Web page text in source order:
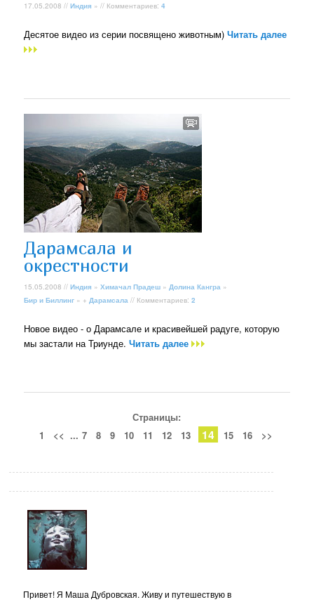
17.05.2008 //Индия » // Комментариев:4
Десятое видео из серии посвящено животным)Читать далее
Дарамсала и
окрестности
15.05.2008 //Индия »Химачал Прадеш »Долина Кангра »
Бир и Биллинг » +Дарамсала // Комментариев:2
Новое видео - о Дарамсале и красивейшей радуге, которую
мы застали на Триунде.Читать далее
Страницы:
1
<< ... 7 8 9 10 11 12 13 14 15 16 >>
Привет! Я Маша Дубровская. Живу и путешествую в